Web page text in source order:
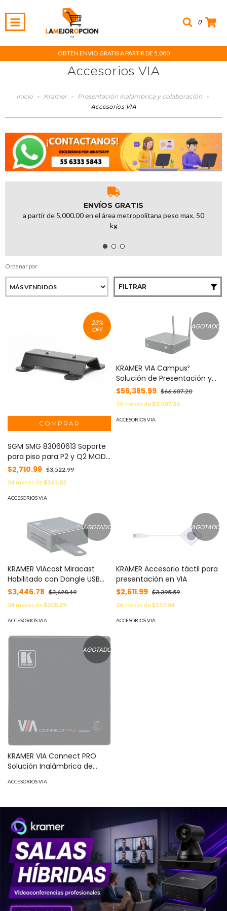
0
OBTEN ENVIO GRATIS A PARTIR DE 5,000
Accesorios VIA
Inicio - Kramer - Presentación inalámbrica y colaboración
-
Accesorios VIA
ENVÍOS GRATIS
a partir de 5,000.00 en el área metropolitana peso max. 50
kg
Ordenar por
FILTRAR
23%
OFF
SGM SMG 83060613 Soporte
para piso para P2 y Q2 MOD:
83060613
$2,710.99 $3,522.99
24meses de$163.82
ACCESORIOS VIA
AGOTADO
KRAMER VIA Campus²
Solución de Presentación y
Colaboración Inalámbrica
4K60 para educación,
formación o cualquier
espacio de reunión.
$56,385.99 $66,607.20
24meses de$3,407.36
ACCESORIOS VIA
AGOTADO
KRAMER VIAcast Miracast
Habilitado con Dongle USB
para dispositivos VIA
$3,446.78 $3,628.19
24meses de$208.29
ACCESORIOS VIA
AGOTADO
KRAMER Accesorio táctil para
presentación en VIA
$2,611.99 $3,395.59
24meses de$157.84
ACCESORIOS VIA
AGOTADO
KRAMER VIA Connect PRO
Solución Inalámbrica de
ACCESORIOS VIA